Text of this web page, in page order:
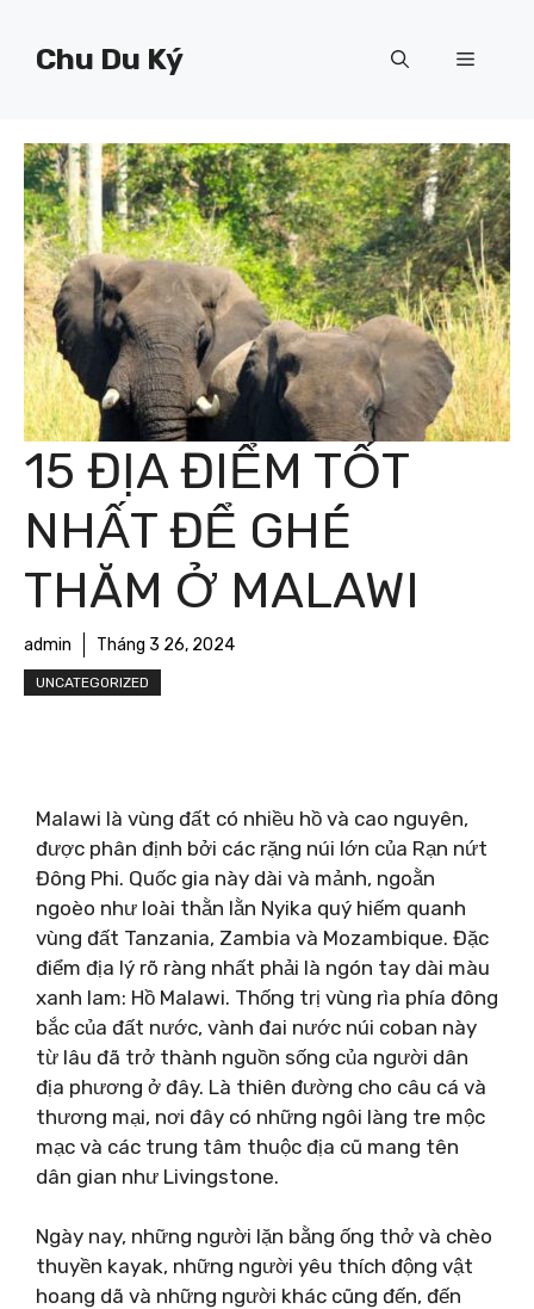
Chu Du Ký Menu
15 ĐỊA ĐIỂM TỐT
NHẤT ĐỂ GHÉ
THĂM Ở MALAWI
admin Tháng 3 26, 2024
UNCATEGORIZED
Malawi là vùng đất có nhiều hồ và cao nguyên,
được phân định bởi các rặng núi lớn của Rạn nứt
Đông Phi. Quốc gia này dài và mảnh, ngoằn
ngoèo như loài thằn lằn Nyika quý hiếm quanh
vùng đất Tanzania, Zambia và Mozambique. Đặc
điểm địa lý rõ ràng nhất phải là ngón tay dài màu
xanh lam: Hồ Malawi. Thống trị vùng rìa phía đông
bắc của đất nước, vành đai nước núi coban này
từ lâu đã trở thành nguồn sống của người dân
địa phương ở đây. Là thiên đường cho câu cá và
thương mại, nơi đây có những ngôi làng tre mộc
mạc và các trung tâm thuộc địa cũ mang tên
dân gian như Livingstone.
Ngày nay, những người lặn bằng ống thở và chèo
thuyền kayak, những người yêu thích động vật
hoang dã và những người khác cũng đến, đến